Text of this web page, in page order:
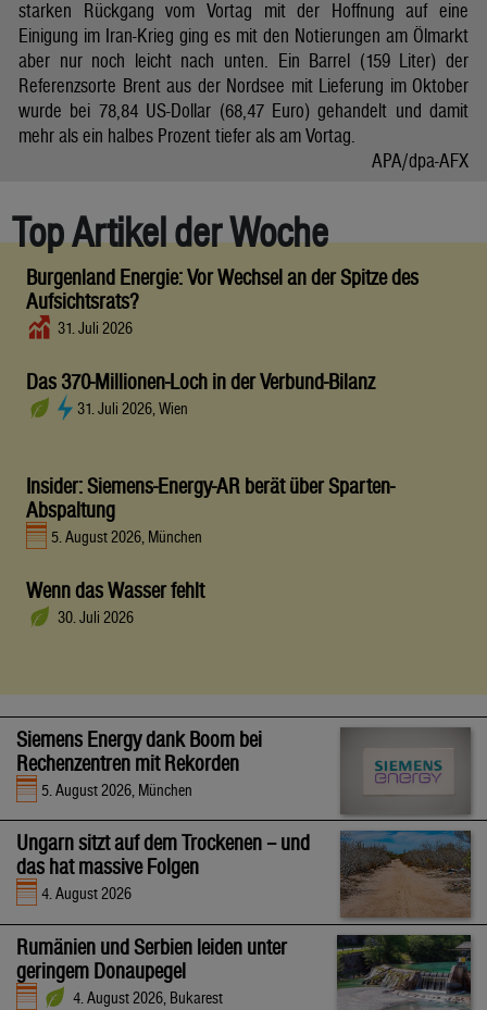
starken Rückgang vom Vortag mit der Hoffnung auf eine
Einigung im Iran-Krieg ging es mit den Notierungen am Ölmarkt
aber nur noch leicht nach unten. Ein Barrel (159 Liter) der
Referenzsorte Brent aus der Nordsee mit Lieferung im Oktober
wurde bei 78,84 US-Dollar (68,47 Euro) gehandelt und damit
mehr als ein halbes Prozent tiefer als am Vortag.
APA/dpa-AFX
Top Artikel der Woche
Burgenland Energie: Vor Wechsel an der Spitze des
Aufsichtsrats?
31. Juli 2026
Das 370-Millionen-Loch in der Verbund-Bilanz
31. Juli 2026, Wien
Insider: Siemens-Energy-AR berät über Sparten-
Abspaltung
5. August 2026, München
Wenn das Wasser fehlt
30. Juli 2026
Siemens Energy dank Boom bei
Rechenzentren mit Rekorden
5. August 2026, München
Ungarn sitzt auf dem Trockenen – und
das hat massive Folgen
4. August 2026
Rumänien und Serbien leiden unter
geringem Donaupegel
4. August 2026, Bukarest